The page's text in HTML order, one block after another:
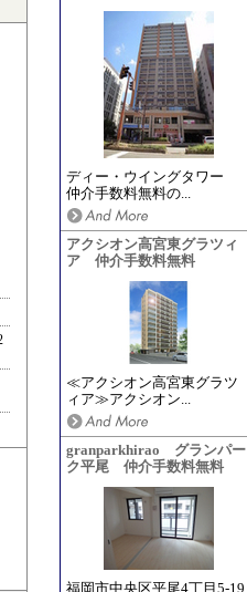
ディー・ウイングタワー
仲介手数料無料の...
アクシオン高宮東グラツィ
ア 仲介手数料無料
≪アクシオン高宮東グラツ
ィア≫アクシオン...
granparkhirao グランパー
ク平尾 仲介手数料無料
福岡市中央区平尾4丁目5-19